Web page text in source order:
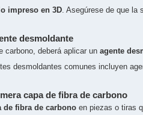
impreso en 3D . Asegúrese de que
desmoldante
carbono, deberá aplicar un agente
desmoldantes comunes incluyen
capa de fibra de carbono
de fibra de carbono en piezas o tiras